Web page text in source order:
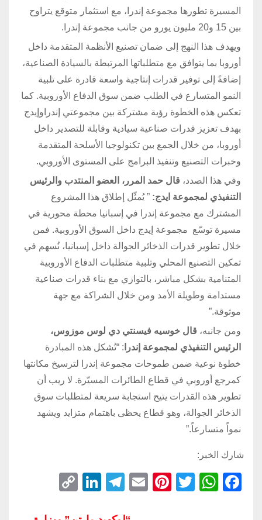
المسيرة تطورها مجموعة إندرا، مع استثمار متوقع يتراوح
بين 15 و20 مليون يورو من جانب مجموعة إندرا.
ويهدف هذا النهج إلى ضمان تصنيع الأنظمة المتقدمة داخل
أوروبا بما يتوافق مع متطلباتها المرتبطة بالسيادة الصناعية،
إضافةً إلى توفير قدرات إنتاجية واسعة قادرة على تلبية
النمو المتسارع في الطلب ضمن سوق الدفاع الأوروبية. كما
تعكس هذه الخطوة رؤية مشتركة بين مجموعتي إندراوإيدج
بهدف تعزيز قدرات صناعية سيادية وقابلة للتصدير داخل
أوروبا، من خلال الجمع بين تكنولوجيا الأسلحة المتقدمة
وخبرات التصنيع وتنفيذ البرامج على المستوى الأوروبي.
وفي هذا الصدد، قال حمد المرر، العضو المنتدب والرئيس
التنفيذي لمجموعة ايدج: ” يُمثّل إطلاق هذا المشروع
المشترك مع مجموعة إندرا في إسبانيا محطة محورية في
مسيرة توسّع مجموعة إيدج داخل السوق الأوروبية. فمن
خلال تطوير قدرات الذخائر الجوالة داخل إسبانيا، نُسهم في
تمكين التصنيع المحلي وتلبية متطلبات الدفاع الأوروبية
المتنامية بشكل مباشر، بالتوازي مع بناء قدرات صناعية
مستدامة وطويلة الأمد ومن خلال الشراكة مع جهة
موثوقة.”
ومن جانبه، قال خوسيه فيسنتي دي لوس موزوس،
الرئيس التنفيذي لمجموعة إندرا : “تُشكل هذه المبادرة
خطوة نوعية ضمن طموحات مجموعة إندرا لترسيخ مكانتها
كمرجع أوروبي في قطاع الطائرات المسيّرة. لا ريب أن
تطوير هذه القدرات يتيح استجابة سريعة لمتطلبات سوق
الذخائر الجوالة، وهو قطاع يحظى باهتمام متزايد ويشهد
نمواً متسارعاً.”
شارك الخبر:
F
W
T
Pi
E
T
Li